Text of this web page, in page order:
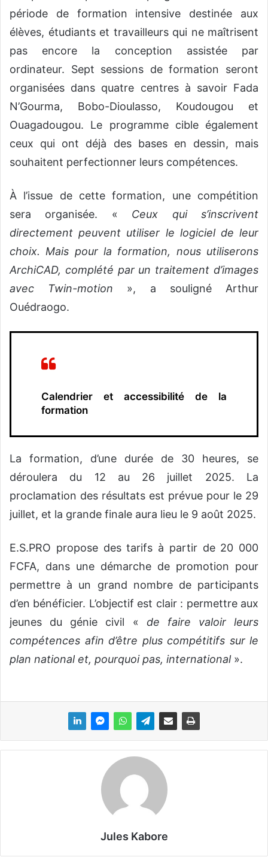
période de formation intensive destinée aux
élèves, étudiants et travailleurs qui ne maîtrisent
pas encore la conception assistée par
ordinateur. Sept sessions de formation seront
organisées dans quatre centres à savoir Fada
N’Gourma, Bobo-Dioulasso, Koudougou et
Ouagadougou. Le programme cible également
ceux qui ont déjà des bases en dessin, mais
souhaitent perfectionner leurs compétences.
À l’issue de cette formation, une compétition
sera organisée. « Ceux qui s’inscrivent
directement peuvent utiliser le logiciel de leur
choix. Mais pour la formation, nous utiliserons
ArchiCAD, complété par un traitement d’images
avec Twin-motion », a souligné Arthur
Ouédraogo.
Calendrier et accessibilité de la
formation
La formation, d’une durée de 30 heures, se
déroulera du 12 au 26 juillet 2025. La
proclamation des résultats est prévue pour le 29
juillet, et la grande finale aura lieu le 9 août 2025.
E.S.PRO propose des tarifs à partir de 20 000
FCFA, dans une démarche de promotion pour
permettre à un grand nombre de participants
d’en bénéficier. L’objectif est clair : permettre aux
jeunes du génie civil « de faire valoir leurs
compétences afin d’être plus compétitifs sur le
plan national et, pourquoi pas, international».
Jules Kabore